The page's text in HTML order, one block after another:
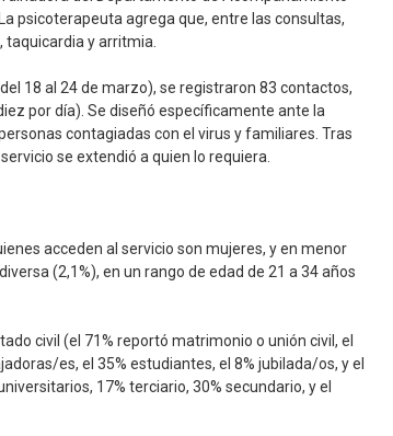
psicoterapeuta agrega que, entre las consultas,
taquicardia y arritmia.
18 al 24 de marzo), se registraron 83 contactos,
por día). Se diseñó específicamente ante la
contagiadas con el virus y familiares. Tras
se extendió a quien lo requiera.
acceden al servicio son mujeres, y en menor
(2,1%), en un rango de edad de 21 a 34 años
civil (el 71% reportó matrimonio o unión civil, el
es, el 35% estudiantes, el 8% jubilada/os, y el
17% terciario, 30% secundario, y el